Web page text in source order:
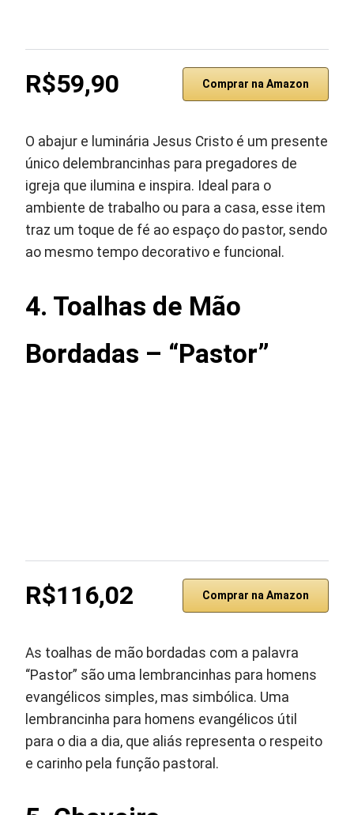
R$59,90 Comprar na Amazon
O abajur e luminária Jesus Cristo é um presente
único delembrancinhas para pregadores de
igreja que ilumina e inspira. Ideal para o
ambiente de trabalho ou para a casa, esse item
traz um toque de fé ao espaço do pastor, sendo
ao mesmo tempo decorativo e funcional.
4. Toalhas de Mão
Bordadas – “Pastor”
R$116,02 Comprar na Amazon
As toalhas de mão bordadas com a palavra
“Pastor” são uma lembrancinhas para homens
evangélicos simples, mas simbólica. Uma
lembrancinha para homens evangélicos útil
para o dia a dia, que aliás representa o respeito
e carinho pela função pastoral.